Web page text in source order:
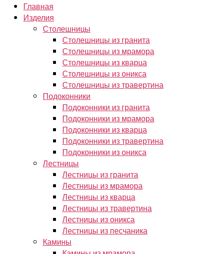
Главная
Изделия
Столешницы
Столешницы из гранита
Столешницы из мрамора
Столешницы из кварца
Столешницы из оникса
Столешницы из травертина
Подоконники
Подоконники из гранита
Подоконники из мрамора
Подоконники из кварца
Подоконники из травертина
Подоконники из оникса
Лестницы
Лестницы из гранита
Лестницы из мрамора
Лестницы из кварца
Лестницы из травертина
Лестницы из оникса
Лестницы из песчаника
Камины